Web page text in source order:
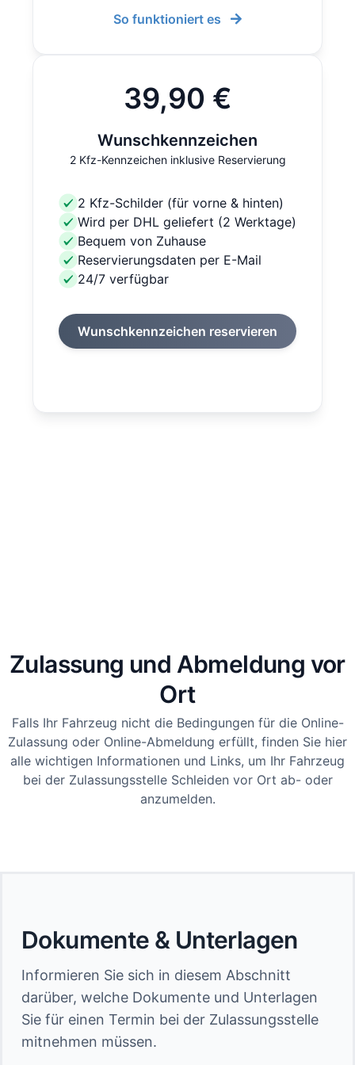
So funktioniert es
39,90 €
Wunschkennzeichen
2 Kfz-Kennzeichen inklusive Reservierung
2 Kfz-Schilder (für vorne & hinten)
Wird per DHL geliefert (2 Werktage)
Bequem von Zuhause
Reservierungsdaten per E-Mail
24/7 verfügbar
Wunschkennzeichen reservieren
Zulassung und Abmeldung vor
Ort
Falls Ihr Fahrzeug nicht die Bedingungen für die Online-
Zulassung oder Online-Abmeldung erfüllt, finden Sie hier
alle wichtigen Informationen und Links, um Ihr Fahrzeug
bei der Zulassungsstelle Schleiden vor Ort ab- oder
anzumelden.
Dokumente & Unterlagen
Informieren Sie sich in diesem Abschnitt
darüber, welche Dokumente und Unterlagen
Sie für einen Termin bei der Zulassungsstelle
mitnehmen müssen.